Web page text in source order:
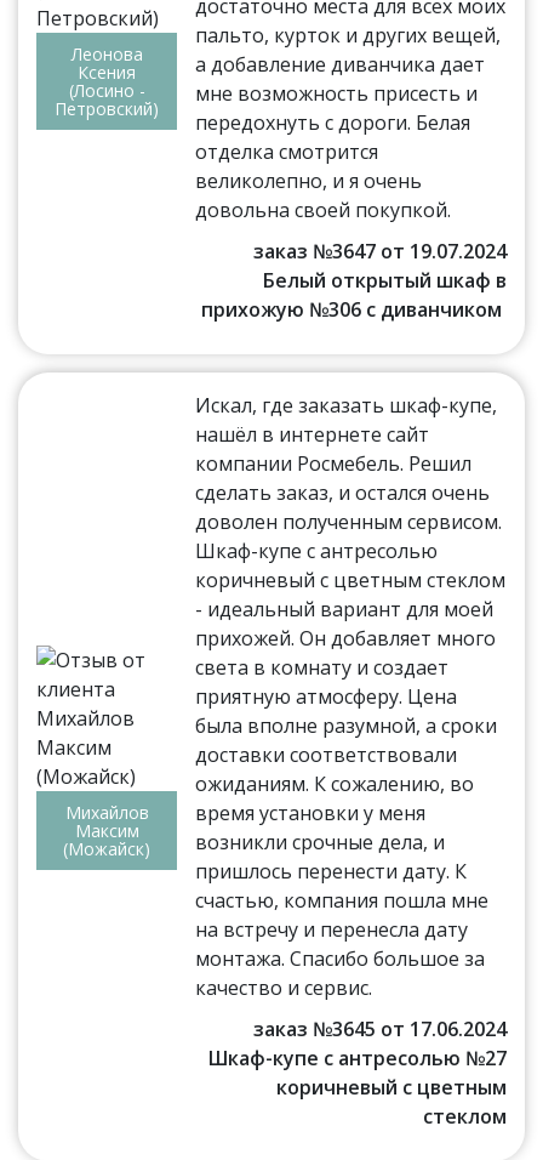
Леонова
Ксения
(Лосино -
Петровский)
достаточно места для всех моих
пальто, курток и других вещей,
а добавление диванчика дает
мне возможность присесть и
передохнуть с дороги. Белая
отделка смотрится
великолепно, и я очень
довольна своей покупкой.
заказ №3647 от 19.07.2024
Белый открытый шкаф в
прихожую №306 с диванчиком
Михайлов
Максим
(Можайск)
Искал, где заказать шкаф-купе,
нашёл в интернете сайт
компании Росмебель. Решил
сделать заказ, и остался очень
доволен полученным сервисом.
Шкаф-купе с антресолью
коричневый с цветным стеклом
- идеальный вариант для моей
прихожей. Он добавляет много
света в комнату и создает
приятную атмосферу. Цена
была вполне разумной, а сроки
доставки соответствовали
ожиданиям. К сожалению, во
время установки у меня
возникли срочные дела, и
пришлось перенести дату. К
счастью, компания пошла мне
на встречу и перенесла дату
монтажа. Спасибо большое за
качество и сервис.
заказ №3645 от 17.06.2024
Шкаф-купе с антресолью №27
коричневый с цветным
стеклом